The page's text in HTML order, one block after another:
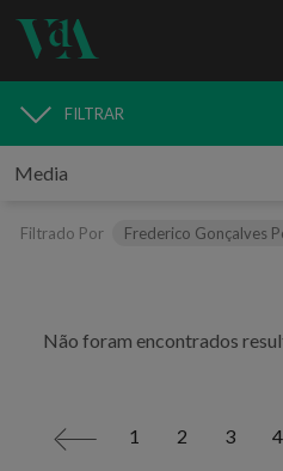
MEDIA
FILTRAR
Filtrado Por Frederico Gonçalves
Não foram encontrados
< 1 2 3 4